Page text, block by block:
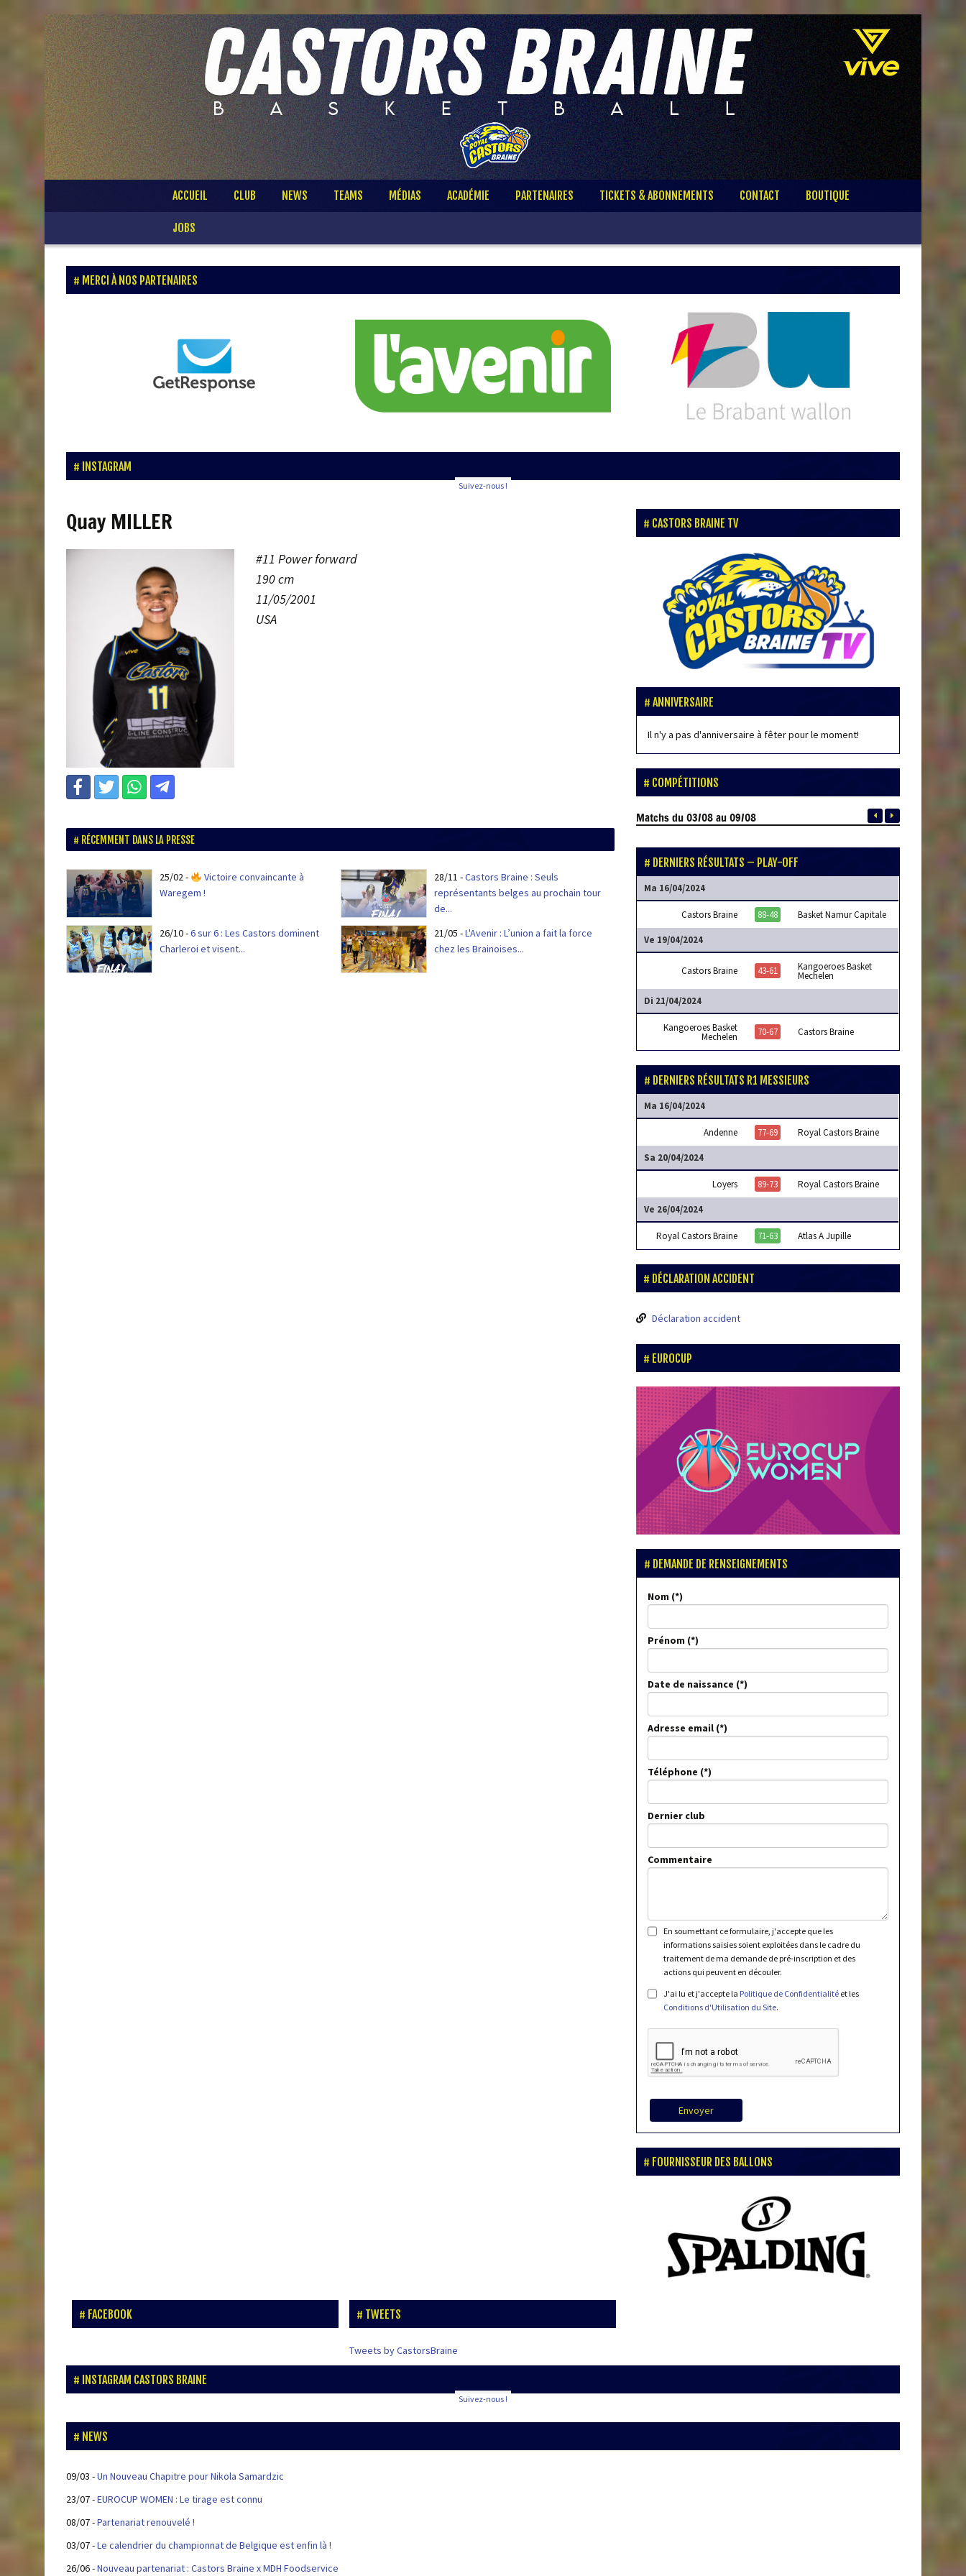
Passer
ACCUEIL CLUB NEWS TEAMS MÉDIAS ACADÉMIE PARTENAIRES TICKETS & ABONNEMENTS CONTACT BOUTIQUE
JOBS
MERCI À NOS PARTENAIRES
INSTAGRAM
Suivez-nous !
Quay MILLER
#11 Power forward
190 cm
11/05/2001
USA
RÉCEMMENT DANS LA PRESSE
25/02-
Victoire convaincante à
Waregem !
28/11 -Castors Braine : Seuls
représentants belges au prochain tour
de...
26/10-6 sur 6 : Les Castors dominent
Charleroi et visent...
21/05 -L'Avenir : L’union a fait la force
chez les Brainoises...
CASTORS BRAINE TV
ANNIVERSAIRE
Il n'y a pas d'anniversaire à fêter pour le moment!
COMPÉTITIONS
Matchsdu 03/08 au 09/08
DERNIERS RÉSULTATS – PLAY-OFF
Ma 16/04/2024
Castors Braine 88-48 Basket Namur Capitale
Ve 19/04/2024
Castors Braine 43-61 Kangoeroes Basket
Mechelen
Di 21/04/2024
Kangoeroes Basket
Mechelen 70-67 Castors Braine
DERNIERS RÉSULTATS R1 MESSIEURS
Ma 16/04/2024
Andenne 77-69 Royal Castors Braine
Sa 20/04/2024
Loyers 89-73 Royal Castors Braine
Ve 26/04/2024
Royal Castors Braine 71-63 Atlas A Jupille
DÉCLARATION ACCIDENT
Déclaration accident
EUROCUP
DEMANDE DE RENSEIGNEMENTS
Nom
Prénom
Date de naissance
Adresse email
Téléphone
Dernier club
Commentaire
En soumettant ce formulaire, j'accepte que les
informations saisies soient exploitées dans le cadre du
traitement de ma demande de pré-inscription et des
actions qui peuvent en découler.
J'ai lu et j'accepte la Politique de Confidentialité et les
Conditions d'Utilisation du Site.
Envoyer
FOURNISSEUR DES BALLONS
FACEBOOK TWEETS
Tweets by CastorsBraine
INSTAGRAM CASTORS BRAINE
Suivez-nous !
NEWS
09/03 -Un Nouveau Chapitre pour Nikola Samardzic
23/07-EUROCUP WOMEN : Le tirage est connu
08/07-Partenariat renouvelé !
03/07-Le calendrier du championnat de Belgique est enfin là !
26/06-Nouveau partenariat : Castors Braine x MDH Foodservice